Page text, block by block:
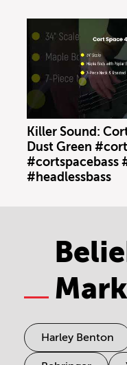
Killer Sound:
Dust Green
#cortspacebass
#headlessbass
Harley Benton